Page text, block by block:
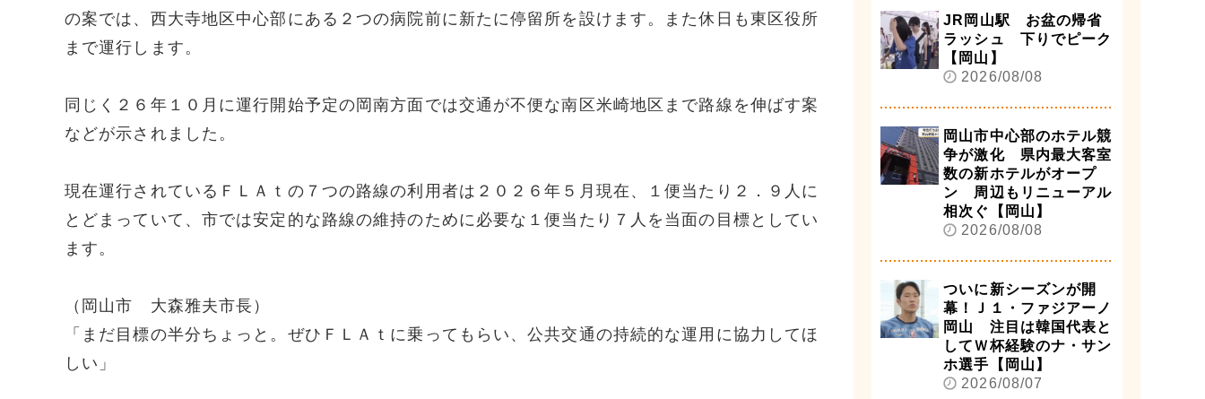
の案では、西大寺地区中心部にある２つの病院前に新たに停留所を設けます。また休日も東区役所
まで運行します。
同じく２６年１０月に運行開始予定の岡南方面では交通が不便な南区米崎地区まで路線を伸ばす案
などが示されました。
現在運行されているＦＬＡｔの７つの路線の利用者は２０２６年５月現在、１便当たり２．９人に
とどまっていて、市では安定的な路線の維持のために必要な１便当たり７人を当面の目標としてい
ます。
（岡山市 大森雅夫市長）
「まだ目標の半分ちょっと。ぜひＦＬＡｔに乗ってもらい、公共交通の持続的な運用に協力してほ
しい」
JR岡山駅 お盆の帰省
ラッシュ 下りでピーク
【岡山】
2026/08/08
岡山市中心部のホテル競
争が激化 県内最大客室
数の新ホテルがオープ
ン 周辺もリニューアル
相次ぐ【岡山】
2026/08/08
ついに新シーズンが開
幕！Ｊ１・ファジアーノ
岡山 注目は韓国代表と
してＷ杯経験のナ・サン
ホ選手【岡山】
2026/08/07